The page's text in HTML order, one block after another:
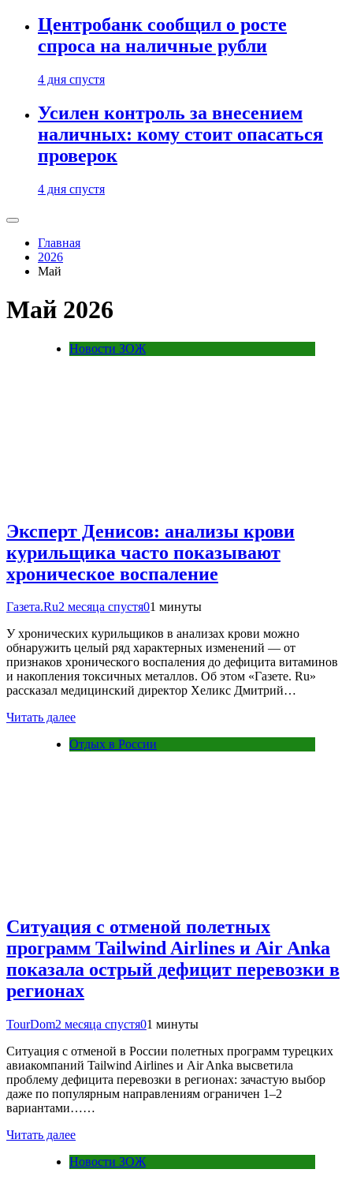
Центробанк сообщил о росте
спроса на наличные рубли
4 дня спустя
Усилен контроль за внесением
наличных: кому стоит опасаться
проверок
4 дня спустя
Главная
2026
Май
Май 2026
Новости ЗОЖ
Эксперт Денисов: анализы крови
курильщика часто показывают
хроническое воспаление
Газета.Ru2 месяца спустя01 минуты
У хронических курильщиков в анализах крови можно
обнаружить целый ряд характерных изменений — от
признаков хронического воспаления до дефицита витаминов
и накопления токсичных металлов. Об этом «Газете. Ru»
рассказал медицинский директор Хеликс Дмитрий…
Читать далее
Отдых в России
Ситуация с отменой полетных
программ Tailwind Airlines и Air Anka
показала острый дефицит перевозки в
регионах
TourDom2 месяца спустя01 минуты
Ситуация с отменой в России полетных программ турецких
авиакомпаний Tailwind Airlines и Air Anka высветила
проблему дефицита перевозки в регионах: зачастую выбор
даже по популярным направлениям ограничен 1–2
вариантами……
Читать далее
Новости ЗОЖ